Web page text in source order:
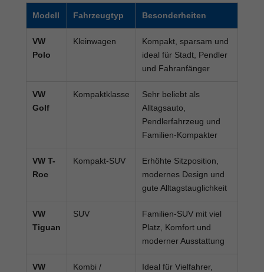
Modell Fahrzeugtyp Besonderheiten
VW
Polo
Kleinwagen
Kompakt, sparsam und
ideal für Stadt, Pendler
und Fahranfänger
VW
Golf
Kompaktklasse
Sehr beliebt als
Alltagsauto,
Pendlerfahrzeug und
Familien-Kompakter
VW T-
Roc
Kompakt-SUV
Erhöhte Sitzposition,
modernes Design und
gute Alltagstauglichkeit
VW
Tiguan
SUV
Familien-SUV mit viel
Platz, Komfort und
moderner Ausstattung
VW
Kombi /
Ideal für Vielfahrer,